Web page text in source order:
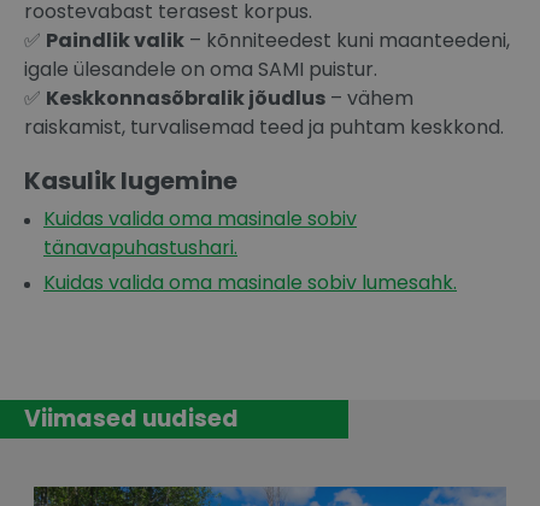
roostevabast terasest korpus.
✅ Paindlik valik – kõnniteedest kuni maanteedeni,
igale ülesandele on oma SAMI puistur.
✅ Keskkonnasõbralik jõudlus – vähem
raiskamist, turvalisemad teed ja puhtam keskkond.
Kasulik lugemine
Kuidas valida oma masinale sobiv
tänavapuhastushari.
Kuidas valida oma masinale sobiv lumesahk.
Viimased uudised